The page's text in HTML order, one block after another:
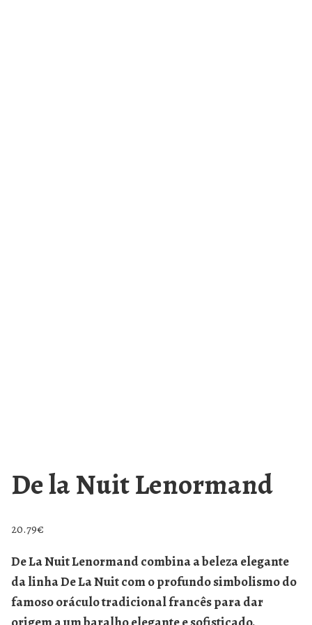
De la Nuit Lenormand
20.79€
De La Nuit Lenormand combina a beleza elegante
da linha De La Nuit com o profundo simbolismo do
famoso oráculo tradicional francês para dar